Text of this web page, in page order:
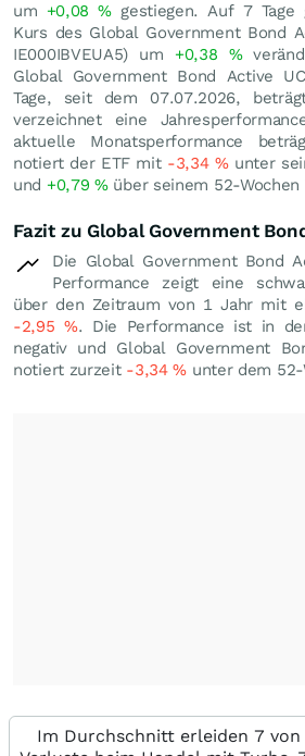
um +0,08%gestiegen. Auf 7 Tage
Kurs des Global Government Bond
IE000IBVEUA5) um +0,38 %
Global Government Bond Active
Tage, seit dem 07.07.2026,
verzeichnet eine
aktuelle Monatsperformance
notiert der ETF mit -3,34 %unter
und +0,79%über seinem 52-Wochen
Fazit zu Global Government
Die Global Government Bond
Performance zeigt eine
über den Zeitraum von 1 Jahr mit
-2,95%. Die Performance ist in
negativ und Global Government
notiert zurzeit -3,34% unter dem 52-
Im Durchschnitt erleiden 7